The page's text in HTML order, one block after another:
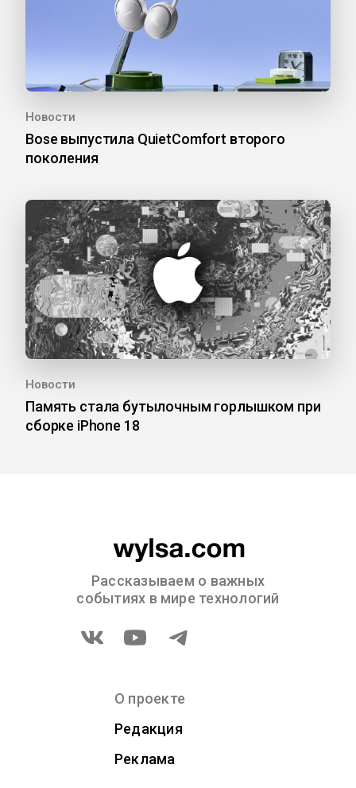
Новости
Bose выпустила QuietComfort второго
поколения
Новости
Память стала бутылочным горлышком при
сборке iPhone 18
Рассказываем о важных
событиях в мире технологий
О проекте
Редакция
Реклама